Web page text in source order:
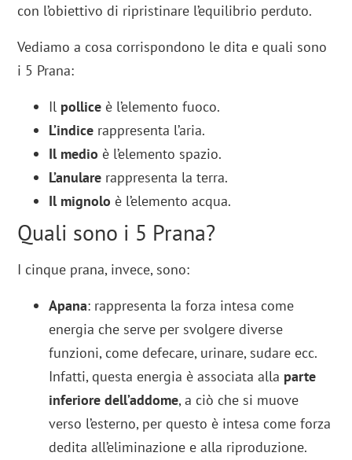
con l’obiettivo di ripristinare l’equilibrio perduto.
Vediamo a cosa corrispondono le dita e quali sono
i 5 Prana:
Il pollice è l’elemento fuoco.
L’indice rappresenta l’aria.
Il medio è l’elemento spazio.
L’anulare rappresenta la terra.
Il mignolo è l’elemento acqua.
Quali sono i 5 Prana?
I cinque prana, invece, sono:
Apana: rappresenta la forza intesa come
energia che serve per svolgere diverse
funzioni, come defecare, urinare, sudare ecc.
Infatti, questa energia è associata alla parte
inferiore dell’addome, a ciò che si muove
verso l’esterno, per questo è intesa come forza
dedita all’eliminazione e alla riproduzione.